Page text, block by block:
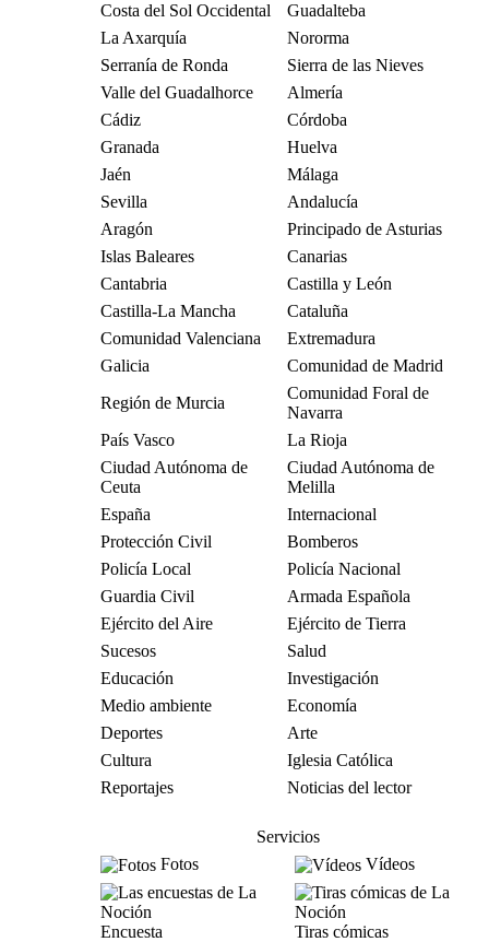
Costa del Sol Occidental
Guadalteba
La Axarquía
Nororma
Serranía de Ronda
Sierra de las Nieves
Valle del Guadalhorce
Almería
Cádiz
Córdoba
Granada
Huelva
Jaén
Málaga
Sevilla
Andalucía
Aragón
Principado de Asturias
Islas Baleares
Canarias
Cantabria
Castilla y León
Castilla-La Mancha
Cataluña
Comunidad Valenciana
Extremadura
Galicia
Comunidad de Madrid
Región de Murcia
Comunidad Foral de
Navarra
País Vasco
La Rioja
Ciudad Autónoma de
Ceuta
Ciudad Autónoma de
Melilla
España
Internacional
Protección Civil
Bomberos
Policía Local
Policía Nacional
Guardia Civil
Armada Española
Ejército del Aire
Ejército de Tierra
Sucesos
Salud
Educación
Investigación
Medio ambiente
Economía
Deportes
Arte
Cultura
Iglesia Católica
Reportajes
Noticias del lector
Servicios
Fotos
Vídeos
Encuesta Tiras cómicas